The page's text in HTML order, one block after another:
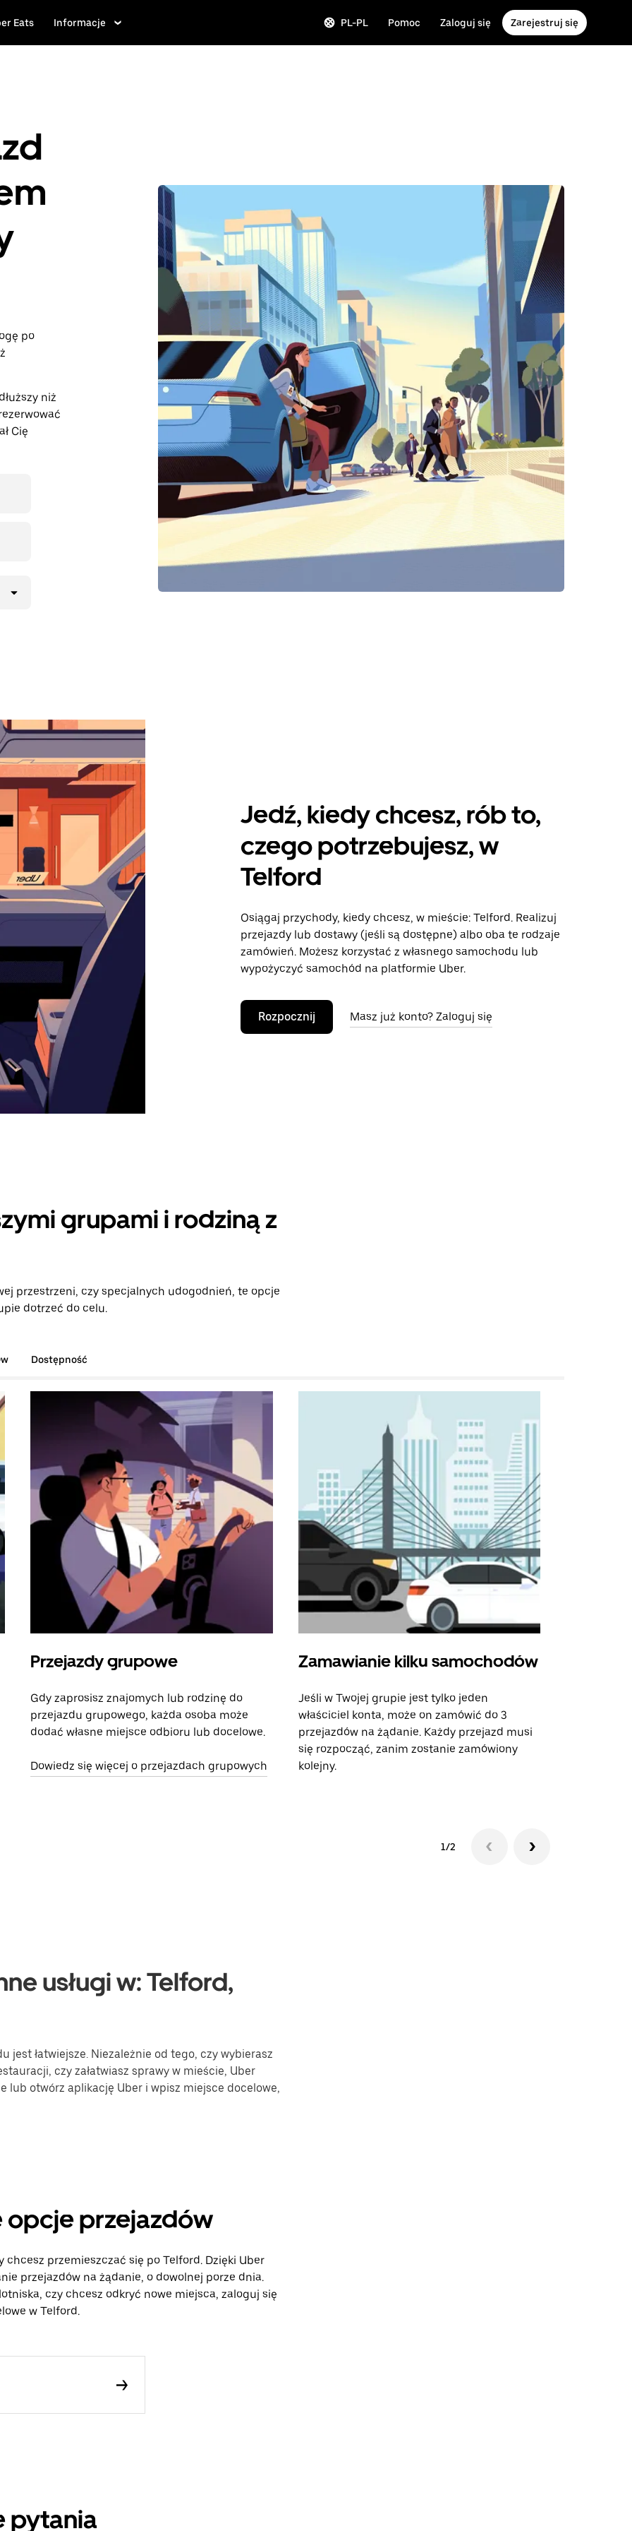
Eats Informacje PL-PL Pomoc Zaloguj się Zarejestruj się
po
niż
Cię
Jedź, kiedy chcesz, rób to,
czego potrzebujesz, w
Telford
Osiągaj przychody, kiedy chcesz, w mieście: Telford. Realizuj
przejazdy lub dostawy (jeśli są dostępne) albo oba te rodzaje
zamówień. Możesz korzystać z własnego samochodu lub
wypożyczyć samochód na platformie Uber.
Rozpocznij Masz już konto? Zaloguj się
grupami i rodziną z
przestrzeni, czy specjalnych udogodnień, te opcje
dotrzeć do celu.
Dostępność
Przejazdy grupowe
Gdy zaprosisz znajomych lub rodzinę do
przejazdu grupowego, każda osoba może
dodać własne miejsce odbioru lub docelowe.
Dowiedz się więcej o przejazdach grupowych
Zamawianie kilku samochodów
Jeśli w Twojej grupie jest tylko jeden
właściciel konta, może on zamówić do 3
przejazdów na żądanie. Każdy przejazd musi
się rozpocząć, zanim zostanie zamówiony
kolejny.
1/2
usługi w: Telford,
jest łatwiejsze. Niezależnie od tego, czy wybierasz
czy załatwiasz sprawy w mieście, Uber
lub otwórz aplikację Uber i wpisz miejsce docelowe,
opcje przejazdów
przemieszczać się po Telford. Dzięki Uber
przejazdów na żądanie, o dowolnej porze dnia.
czy chcesz odkryć nowe miejsca, zaloguj się
w Telford.
pytania